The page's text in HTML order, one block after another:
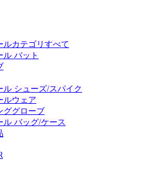
ルカテゴリすべて
ル バット
ル シューズ/スパイク
ルウェア
ググローブ
ル バッグ/ケース